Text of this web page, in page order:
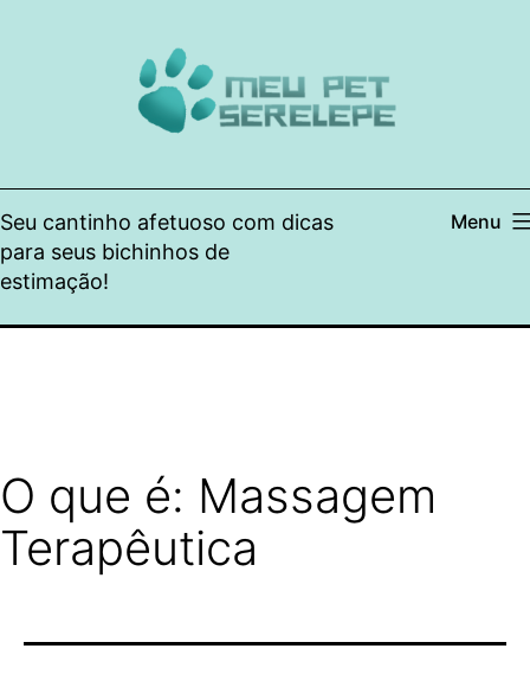
Seu cantinho afetuoso com dicas
para seus bichinhos de
estimação!
Menu
O que é: Massagem
Terapêutica